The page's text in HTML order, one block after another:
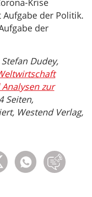
Krise
der Politik.
der
Dudey,
zur
Seiten,
Westend Verlag,